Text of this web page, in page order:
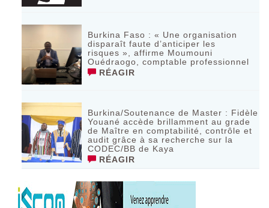
Burkina Faso : « Une organisation
disparaît faute d’anticiper les
risques », affirme Moumouni
Ouédraogo, comptable professionnel
RÉAGIR
Burkina/Soutenance de Master : Fidèle
Youané accède brillamment au grade
de Maître en comptabilité, contrôle et
audit grâce à sa recherche sur la
CODEC/BB de Kaya
RÉAGIR